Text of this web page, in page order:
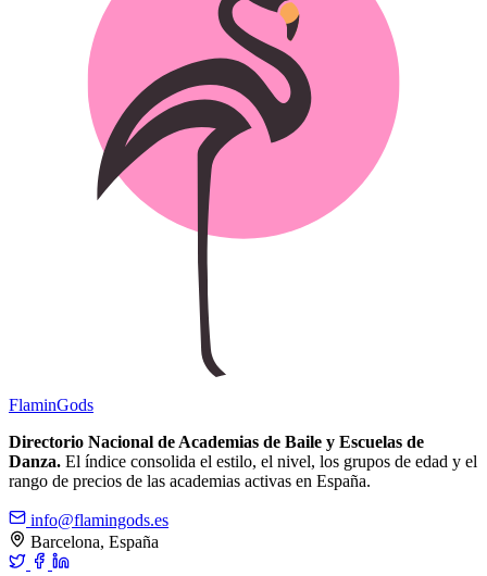
FlaminGods
Directorio Nacional de Academias de Baile y Escuelas de
Danza. El índice consolida el estilo, el nivel, los grupos de edad y el
rango de precios de las academias activas en España.
info@flamingods.es
Barcelona, España